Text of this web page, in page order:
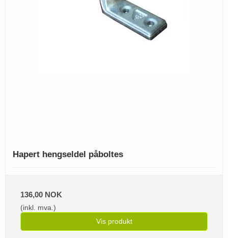
Hapert hengseldel påboltes
136,00 NOK
(inkl. mva.)
Vis produkt